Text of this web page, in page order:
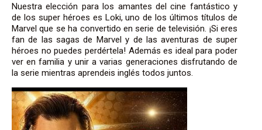
Nuestra elección para los amantes del cine fantástico y
de los super héroes es Loki, uno de los últimos títulos de
Marvel que se ha convertido en serie de televisión. ¡Si eres
fan de las sagas de Marvel y de las aventuras de super
héroes no puedes perdértela! Además es ideal para poder
ver en familia y unir a varias generaciones disfrutando de
la serie mientras aprendeis inglés todos juntos.